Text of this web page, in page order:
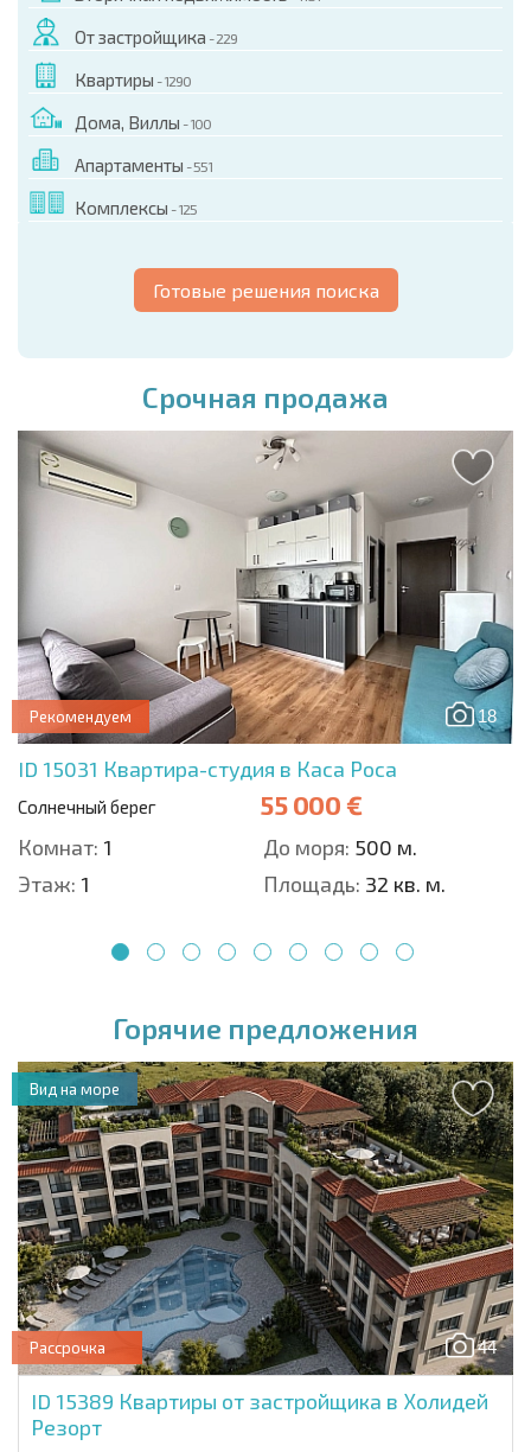
От застройщика - 229
Квартиры - 1290
Дома, Виллы - 100
Апартаменты - 551
Комплексы - 125
Готовые решения поиска
Срочная продажа
18
Рекомендуем
ID 15031 Квартира-студия в Каса Роса
Солнечный берег 55 000 €
Комнат: 1 До моря: 500 м.
Этаж: 1 Площадь: 32 кв. м.
Горячие предложения
44
Рассрочка
ID 15389 Квартиры от застройщика в Холидей
Резорт
Вид на море